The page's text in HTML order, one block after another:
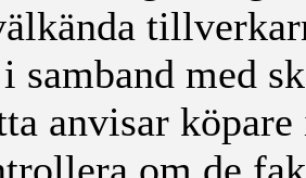
samband med
anvisar